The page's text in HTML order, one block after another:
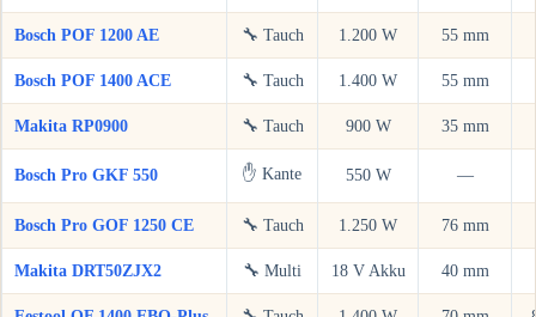
Bosch POF 1200 AE 🔧 Tauch 1.200 W 55 mm
Bosch POF 1400 ACE 🔧 Tauch 1.400 W 55 mm
Makita RP0900 🔧 Tauch 900 W 35 mm
Bosch Pro GKF 550 ✋ Kante 550 W —
Bosch Pro GOF 1250 CE 🔧 Tauch 1.250 W 76 mm
Makita DRT50ZJX2 🔧 Multi 18 V Akku 40 mm